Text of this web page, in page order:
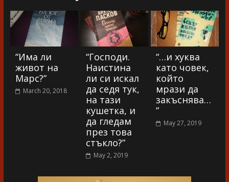
“Има ли
живот на
Марс?”
March 20, 2018
“Господи.
Наистина
ли си искал
да седя тук,
на тази
кушетка, и
да гледам
през това
стъкло?”
May 2, 2019
“…и хуква
като човек,
който
мрази да
закъснява…
”
May 27, 2019